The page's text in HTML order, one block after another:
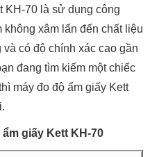
KH-70 là sử dụng công
không xâm lấn đến chất liệu
có độ chính xác cao gần
đang tìm kiếm một chiếc
máy đo độ ẩm giấy Kett
giấy Kett KH-70